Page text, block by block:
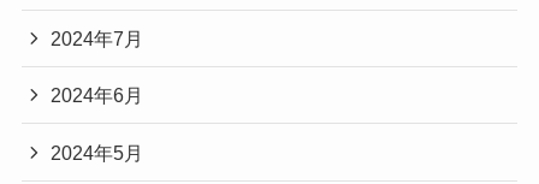
2024年7月
2024年6月
2024年5月